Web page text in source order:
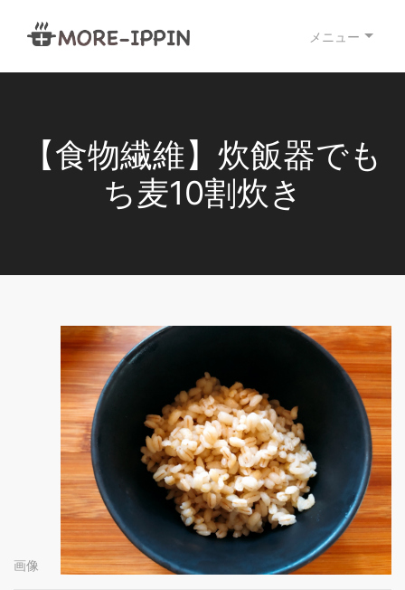
メニュー
【食物繊維】炊飯器でも
ち麦10割炊き
画像